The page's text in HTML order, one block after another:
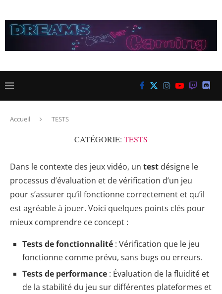
Accueil TESTS
CATÉGORIE: TESTS
Dans le contexte des jeux vidéo, un test désigne le
processus d’évaluation et de vérification d’un jeu
pour s’assurer qu’il fonctionne correctement et qu’il
est agréable à jouer. Voici quelques points clés pour
mieux comprendre ce concept :
Tests de fonctionnalité : Vérification que le jeu
fonctionne comme prévu, sans bugs ou erreurs.
Tests de performance : Évaluation de la fluidité et
de la stabilité du jeu sur différentes plateformes et